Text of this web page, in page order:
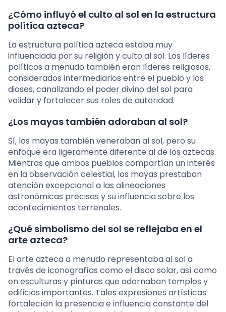
¿Cómo influyó el culto al sol en la estructura
política azteca?
La estructura política azteca estaba muy
influenciada por su religión y culto al sol. Los líderes
políticos a menudo también eran líderes religiosos,
considerados intermediarios entre el pueblo y los
dioses, canalizando el poder divino del sol para
validar y fortalecer sus roles de autoridad.
¿Los mayas también adoraban al sol?
Sí, los mayas también veneraban al sol, pero su
enfoque era ligeramente diferente al de los aztecas.
Mientras que ambos pueblos compartían un interés
en la observación celestial, los mayas prestaban
atención excepcional a las alineaciones
astronómicas precisas y su influencia sobre los
acontecimientos terrenales.
¿Qué simbolismo del sol se reflejaba en el
arte azteca?
El arte azteca a menudo representaba al sol a
través de iconografías como el disco solar, así como
en esculturas y pinturas que adornaban templos y
edificios importantes. Tales expresiones artísticas
fortalecían la presencia e influencia constante del